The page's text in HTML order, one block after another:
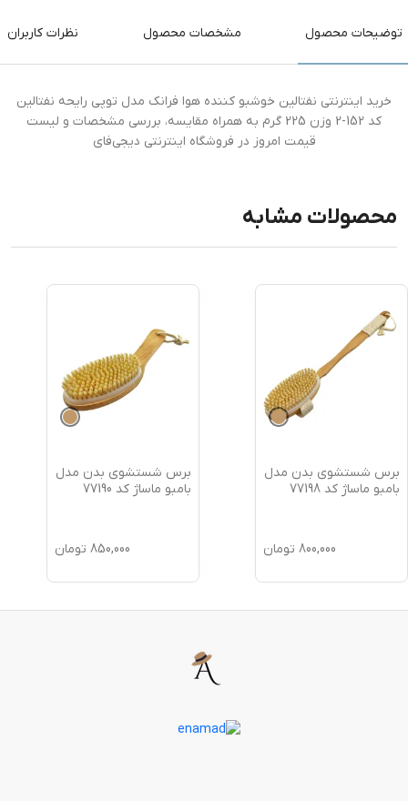
توضیحات محصول مشخصات محصول نظرات کاربران
خرید اینترنتی نفتالین خوشبو کننده هوا فرانک مدل توپی رایحه نفتالین
کد 152-2 وزن 225 گرم به همراه مقایسه، بررسی مشخصات و لیست
قیمت امروز در فروشگاه اینترنتی دیجی‌فای
محصولات مشابه
برس شستشوی بدن مدل
بامبو ماساژ کد 77198
800,000 تومان
برس شستشوی بدن مدل
بامبو ماساژ کد 77190
850,000 تومان